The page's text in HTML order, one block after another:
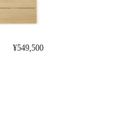
¥549,500